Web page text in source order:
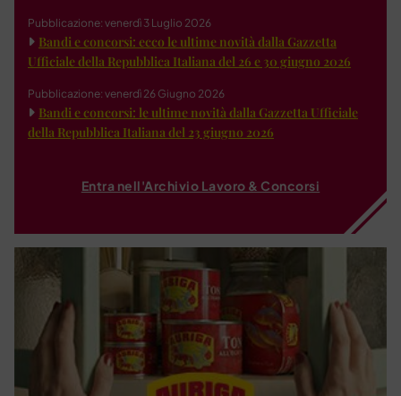
Pubblicazione: venerdì 3 Luglio 2026
Bandi e concorsi: ecco le ultime novità dalla Gazzetta
Ufficiale della Repubblica Italiana del 26 e 30 giugno 2026
Pubblicazione: venerdì 26 Giugno 2026
Bandi e concorsi: le ultime novità dalla Gazzetta Ufficiale
della Repubblica Italiana del 23 giugno 2026
Entra nell'Archivio Lavoro & Concorsi